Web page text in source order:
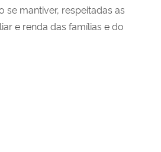
se mantiver, respeitadas as
e renda das famílias e do